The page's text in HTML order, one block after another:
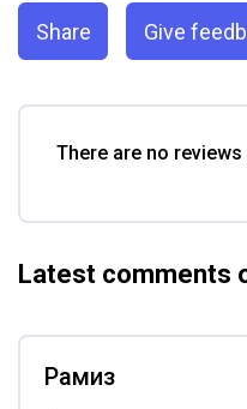
Share Give
There are no
Latest comments
Рамиз